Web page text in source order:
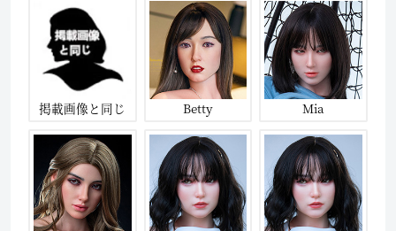
掲載画像と同じ Betty Mia